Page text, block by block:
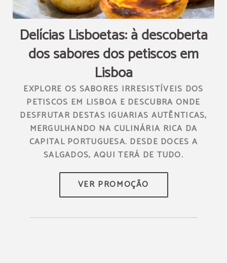
Delícias Lisboetas: à descoberta
dos sabores dos petiscos em
Lisboa
EXPLORE OS SABORES IRRESISTÍVEIS DOS
PETISCOS EM LISBOA E DESCUBRA ONDE
DESFRUTAR DESTAS IGUARIAS AUTÊNTICAS,
MERGULHANDO NA CULINÁRIA RICA DA
CAPITAL PORTUGUESA. DESDE DOCES A
SALGADOS, AQUI TERÁ DE TUDO.